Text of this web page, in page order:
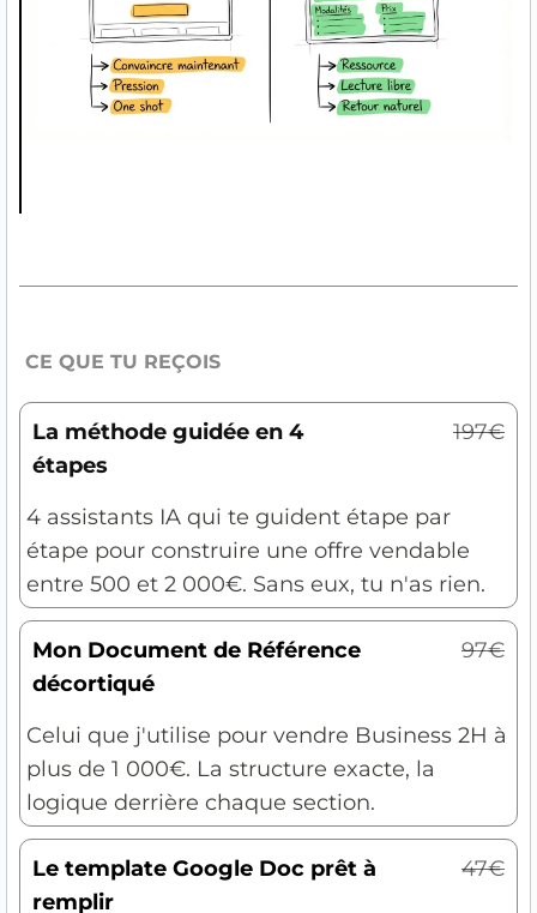
CE QUE TU REÇOIS
La méthode guidée en 4
étapes
197€
4 assistants IA qui te guident étape par
étape pour construire une offre vendable
entre 500 et 2 000€. Sans eux, tu n'as rien.
Mon Document de Référence
décortiqué
97€
Celui que j'utilise pour vendre Business 2H à
plus de 1 000€. La structure exacte, la
logique derrière chaque section.
Le template Google Doc prêt à
remplir
47€